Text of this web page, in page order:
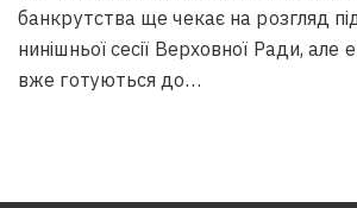
банкрутства ще чекає на розгляд
нинішньої сесії Верховної Ради, але
вже готуються до…